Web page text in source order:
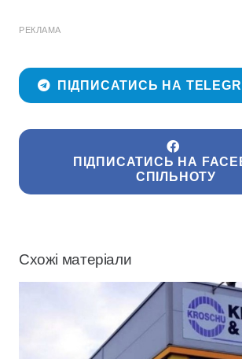
РЕКЛАМА
ПІДПИСАТИСЬ НА
ПІДПИСАТИСЬ НА
СПІЛЬНОТУ
Схожі матеріали